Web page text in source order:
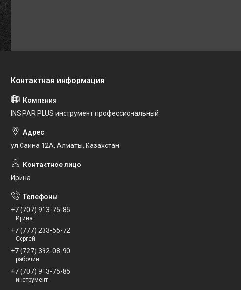
INS PAR PLUS инструмент профессиональный
ул.Саина 12А, Алматы, Казахстан
Ирина
+7 (707) 913-75-85
Ирина
+7 (777) 233-55-72
Сергей
+7 (727) 392-08-90
рабочий
+7 (707) 913-75-85
инструмент